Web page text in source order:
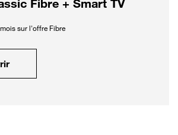
Fibre + Smart TV
sur l'offre Fibre